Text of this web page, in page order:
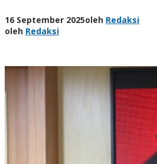
16 September 2025oleh Redaksi
oleh Redaksi